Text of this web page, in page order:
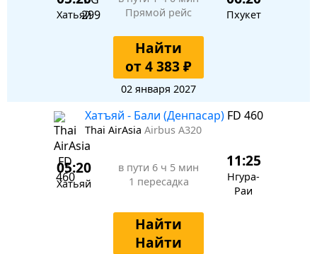
Хатьяй
Прямой рейс
Пхукет
Найти
от 4 383 ₽
02 января 2027
Хатъяй - Бали (Денпасар) FD 460
Thai AirAsia Airbus A320
05:20
Хатьяй
в пути 6 ч 5 мин
1 пересадка
11:25
Нгура-
Раи
Найти
Найти